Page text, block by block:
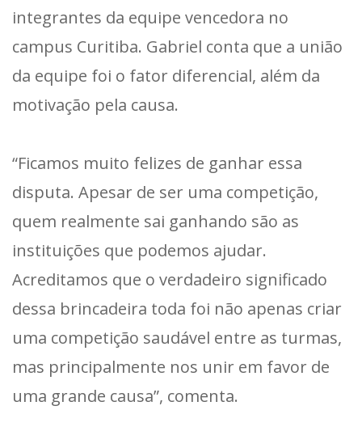
integrantes da equipe vencedora no
campus Curitiba. Gabriel conta que a união
da equipe foi o fator diferencial, além da
motivação pela causa.
“Ficamos muito felizes de ganhar essa
disputa. Apesar de ser uma competição,
quem realmente sai ganhando são as
instituições que podemos ajudar.
Acreditamos que o verdadeiro significado
dessa brincadeira toda foi não apenas criar
uma competição saudável entre as turmas,
mas principalmente nos unir em favor de
uma grande causa”, comenta.